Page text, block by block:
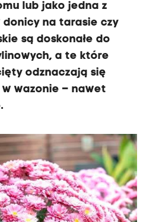
lub jako jedna z
na tarasie czy
są doskonałe do
a te które
odznaczają się
w wazonie – nawet